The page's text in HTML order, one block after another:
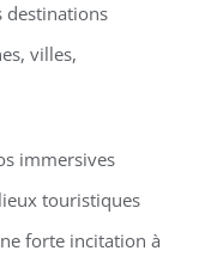
destinations
villes,
immersives
touristiques
forte incitation à